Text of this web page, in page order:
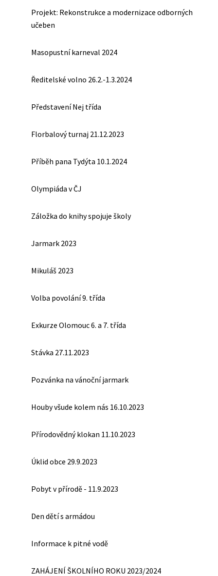
Projekt: Rekonstrukce a modernizace odborných
učeben
Masopustní karneval 2024
Ředitelské volno 26.2.-1.3.2024
Představení Nej třída
Florbalový turnaj 21.12.2023
Příběh pana Tydýta 10.1.2024
Olympiáda v ČJ
Záložka do knihy spojuje školy
Jarmark 2023
Mikuláš 2023
Volba povolání 9. třída
Exkurze Olomouc 6. a 7. třída
Stávka 27.11.2023
Pozvánka na vánoční jarmark
Houby všude kolem nás 16.10.2023
Přírodovědný klokan 11.10.2023
Úklid obce 29.9.2023
Pobyt v přírodě - 11.9.2023
Den dětí s armádou
Informace k pitné vodě
ZAHÁJENÍ ŠKOLNÍHO ROKU 2023/2024